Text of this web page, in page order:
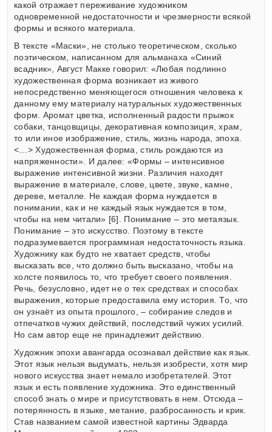
какой отражает переживание художником
одновременной недостаточности и чрезмерности всякой
формы и всякого материала.
В тексте «Маски», не столько теоретическом, сколько
поэтическом, написанном для альманаха «Синий
всадник», Август Макке говорил: «Любая подлинно
художественная форма возникает из живого
непосредственно меняющегося отношения человека к
данному ему материалу натуральных художественных
форм. Аромат цветка, исполненный радости прыжок
собаки, танцовщицы, декоративная композиция, храм,
то или иное изображение, стиль, жизнь народа, эпоха.
<…> Художественная форма, стиль рождаются из
напряженности». И далее: «Формы – интенсивное
выражение интенсивной жизни. Различия находят
выражение в материале, слове, цвете, звуке, камне,
дереве, металле. Не каждая форма нуждается в
понимании, как и не каждый язык нуждается в том,
чтобы на нем читали» [6]. Понимание – это метаязык.
Понимание – это искусство. Поэтому в тексте
подразумевается программная недостаточность языка.
Художнику как будто не хватает средств, чтобы
высказать все, что должно быть высказано, чтобы на
холсте появилось то, что требует своего появления.
Речь, безусловно, идет не о тех средствах и способах
выражения, которые предоставила ему история. То, что
он узнаёт из опыта прошлого, – собирание следов и
отпечатков чужих действий, последствий чужих усилий.
Но сам автор еще не принадлежит действию.
Художник эпохи авангарда осознавал действие как язык.
Этот язык нельзя выдумать, нельзя изобрести, хотя мир
нового искусства знает немало изобретателей. Этот
язык и есть появление художника. Это единственный
способ знать о мире и присутствовать в нем. Отсюда –
потерянность в языке, метание, разбросанность и крик.
Став названием самой известной картины Эдварда